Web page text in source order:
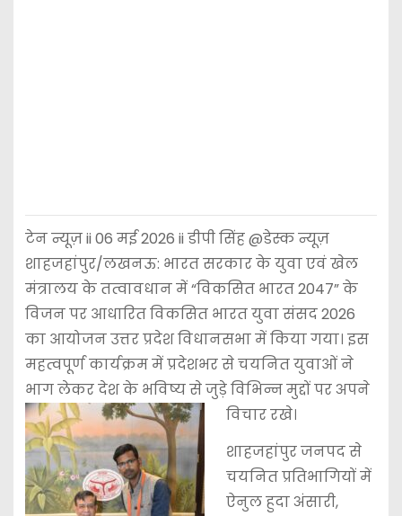
टेन न्यूज़ ii 06 मई 2026 ii डीपी सिंह @डेस्क न्यूज़
शाहजहांपुर/लखनऊ: भारत सरकार के युवा एवं खेल
मंत्रालय के तत्वावधान में “विकसित भारत 2047” के
विजन पर आधारित विकसित भारत युवा संसद 2026
का आयोजन उत्तर प्रदेश विधानसभा में किया गया। इस
महत्वपूर्ण कार्यक्रम में प्रदेशभर से चयनित युवाओं ने
भाग लेकर देश के भविष्य से जुड़े विभिन्न मुद्दों पर अपने
विचार रखे।
शाहजहांपुर जनपद से
चयनित प्रतिभागियों में
ऐनुल हुदा अंसारी,